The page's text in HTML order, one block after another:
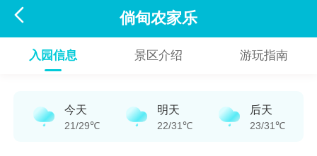
 倘甸农家乐
入园信息 景区介绍 游玩指南
今天
21/29℃
明天
22/31℃
后天
23/31℃